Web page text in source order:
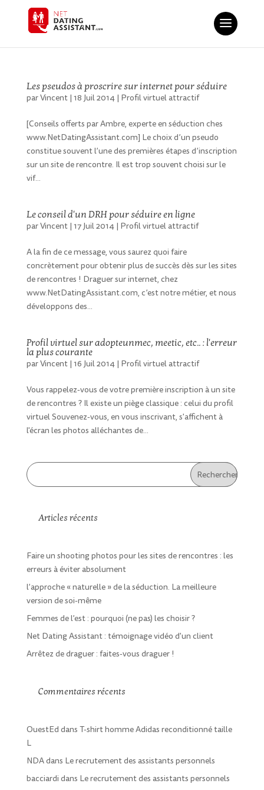
Les pseudos à proscrire sur internet pour séduire
parVincent| 18 Juil 2014| Profil virtuel attractif
[Conseils offerts par Ambre, experte en séduction ches
www.NetDatingAssistant.com] Le choix d’un pseudo
constitue souvent l’une des premières étapes d’inscription
sur un site de rencontre. Il est trop souvent choisi sur le
vif...
Le conseil d'un DRH pour séduire en ligne
parVincent| 17 Juil 2014| Profil virtuel attractif
A la fin de ce message, vous saurez quoi faire
concrètement pour obtenir plus de succès dès sur les sites
de rencontres ! Draguer sur internet, chez
www.NetDatingAssistant.com, c’est notre métier, et nous
développons des...
Profil virtuel sur adopteunmec, meetic, etc.. : l'erreur
la plus courante
parVincent| 16 Juil 2014| Profil virtuel attractif
Vous rappelez-vous de votre première inscription à un site
de rencontres ? Il existe un piège classique : celui du profil
virtuel Souvenez-vous, en vous inscrivant, s'affichent à
l'écran les photos alléchantes de...
Articles récents
Faire un shooting photos pour les sites de rencontres : les
erreurs à éviter absolument
l’approche « naturelle » de la séduction. La meilleure
version de soi-même
Femmes de l’est : pourquoi (ne pas) les choisir ?
Net Dating Assistant : témoignage vidéo d'un client
Arrêtez de draguer : faites-vous draguer !
Commentaires récents
OuestEd dans T-shirt homme Adidas reconditionné taille
L
NDAdans Le recrutement des assistants personnels
bacciardi dans Le recrutement des assistants personnels